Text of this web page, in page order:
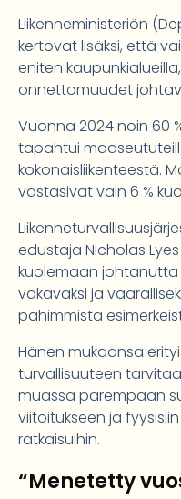
Liikenneministeriön
kertovat lisäksi, että
eniten
onnettomuudet
Vuonna 2024 noin 60
tapahtui
kokonaisliikenteestä.
vastasivat vain 6 %
edustaja Nicholas
kuolemaan johtanutta
vakavaksi ja
pahimmista
Hänen mukaansa
turvallisuuteen
muassa parempaan
viitoitukseen ja
ratkaisuihin.
“Menetetty